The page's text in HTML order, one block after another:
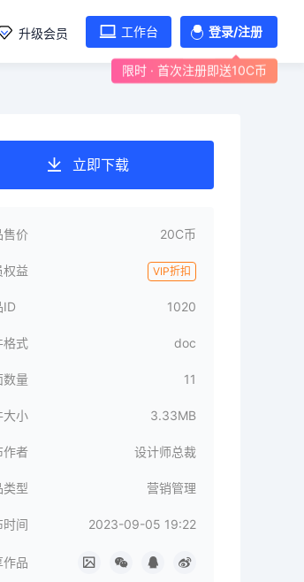
升级会员 工作台 登录/注册
限时 · 首次注册即送10C币
立即下载
售价 20C币
权益 VIP折扣
ID 1020
格式 doc
数量 11
大小 3.33MB
作者 设计师总裁
类型 营销管理
时间 2023-09-05 19:22
作品